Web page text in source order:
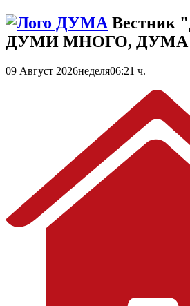
ДУМИ МНОГО, ДУМА
09 Август 2026неделя06:21 ч.